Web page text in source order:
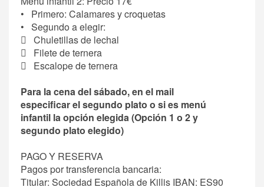
• Primero: Calamares y croquetas
• Segundo a elegir:
 Chuletillas de lechal
 Filete de ternera
 Escalope de ternera
Para la cena del sábado, en el mail
especificar el segundo plato o si es menú
infantil la opción elegida (Opción 1 o 2 y
segundo plato elegido)
PAGO Y RESERVA
Pagos por transferencia bancaria:
Titular: Sociedad Española de Killis IBAN: ES90